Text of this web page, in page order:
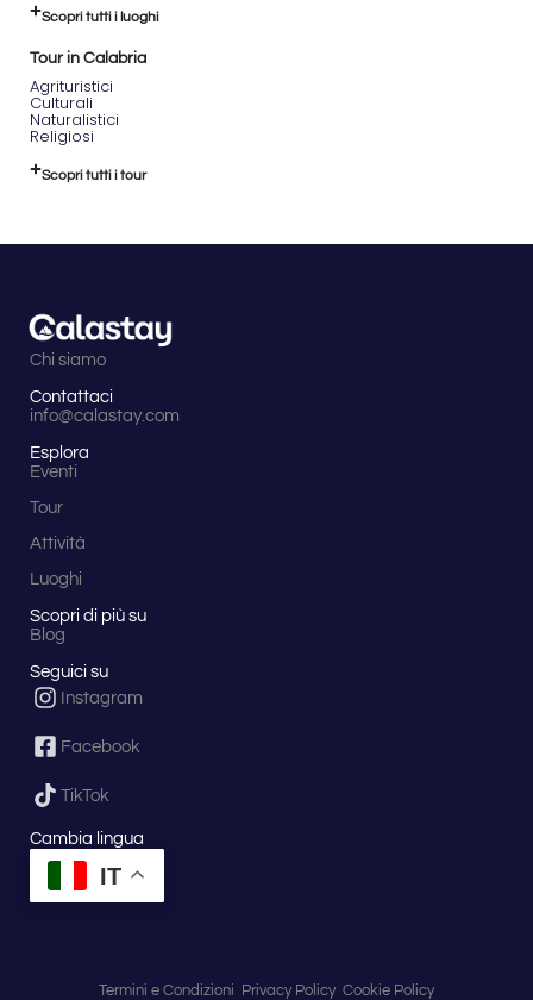
Scopri tutti i luoghi
Tour in Calabria
Agrituristici
Culturali
Naturalistici
Religiosi
Scopri tutti i tour
Chi siamo
Contattaci
info@calastay.com
Esplora
Eventi
Tour
Attività
Luoghi
Scopri di più su
Blog
Seguici su
Instagram
Facebook
TikTok
Cambia lingua
IT
Termini e Condizioni Privacy Policy Cookie Policy